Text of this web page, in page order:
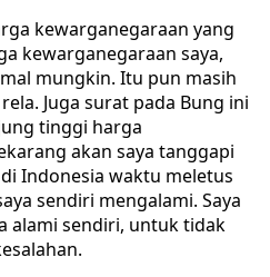
kewarganegaraan yang
kewarganegaraan saya,
mungkin. Itu pun masih
Juga surat pada Bung ini
tinggi harga
akan saya tanggapi
Indonesia waktu meletus
sendiri mengalami. Saya
alami sendiri, untuk tidak